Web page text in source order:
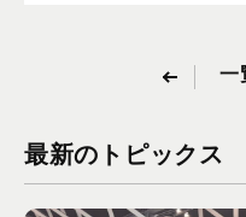
一
最新のトピックス